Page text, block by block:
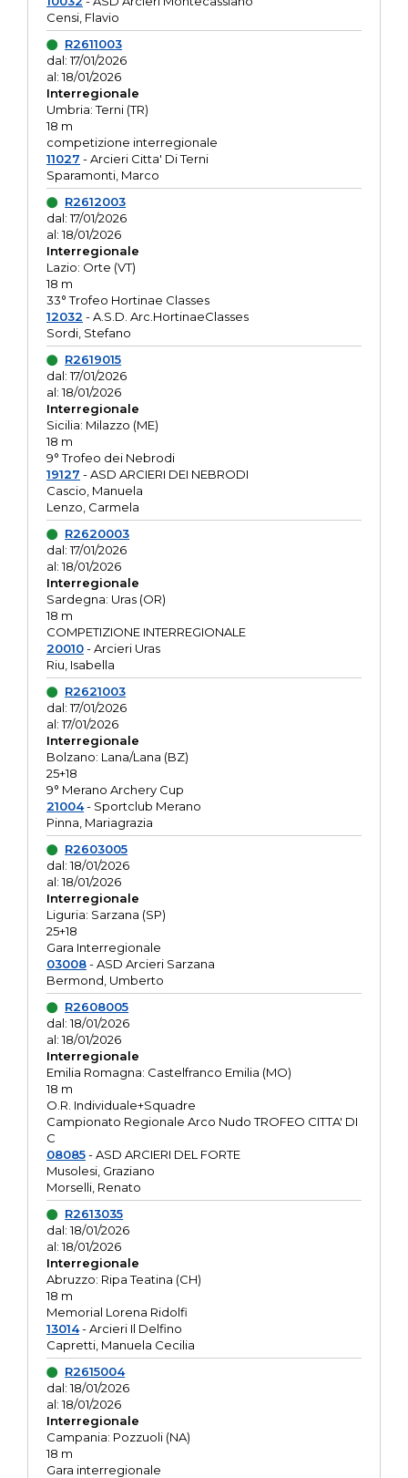
Censi, Flavio
R2611003
dal: 17/01/2026
al: 18/01/2026
Interregionale
Umbria: Terni (TR)
18 m
competizione interregionale
11027 - Arcieri Citta' Di Terni
Sparamonti, Marco
R2612003
dal: 17/01/2026
al: 18/01/2026
Interregionale
Lazio: Orte (VT)
18 m
33° Trofeo Hortinae Classes
12032 - A.S.D. Arc.HortinaeClasses
Sordi, Stefano
R2619015
dal: 17/01/2026
al: 18/01/2026
Interregionale
Sicilia: Milazzo (ME)
18 m
9° Trofeo dei Nebrodi
19127 - ASD ARCIERI DEI NEBRODI
Cascio, Manuela
Lenzo, Carmela
R2620003
dal: 17/01/2026
al: 18/01/2026
Interregionale
Sardegna: Uras (OR)
18 m
COMPETIZIONE INTERREGIONALE
20010- Arcieri Uras
Riu, Isabella
R2621003
dal: 17/01/2026
al: 17/01/2026
Interregionale
Bolzano: Lana/Lana (BZ)
25+18
9° Merano Archery Cup
21004- Sportclub Merano
Pinna, Mariagrazia
R2603005
dal: 18/01/2026
al: 18/01/2026
Interregionale
Liguria: Sarzana (SP)
25+18
Gara Interregionale
03008- ASD Arcieri Sarzana
Bermond, Umberto
R2608005
dal: 18/01/2026
al: 18/01/2026
Interregionale
Emilia Romagna: Castelfranco Emilia (MO)
18 m
O.R. Individuale+Squadre
Campionato Regionale Arco Nudo TROFEO CITTA' DI
C
08085- ASD ARCIERI DEL FORTE
Musolesi, Graziano
Morselli, Renato
R2613035
dal: 18/01/2026
al: 18/01/2026
Interregionale
Abruzzo: Ripa Teatina (CH)
18 m
Memorial Lorena Ridolfi
13014- Arcieri Il Delfino
Capretti, Manuela Cecilia
R2615004
dal: 18/01/2026
al: 18/01/2026
Interregionale
Campania: Pozzuoli (NA)
18 m
Gara interregionale